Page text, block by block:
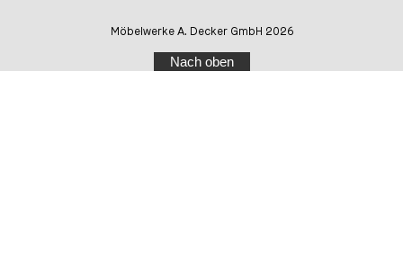
Möbelwerke A. Decker GmbH 2026
Nach oben